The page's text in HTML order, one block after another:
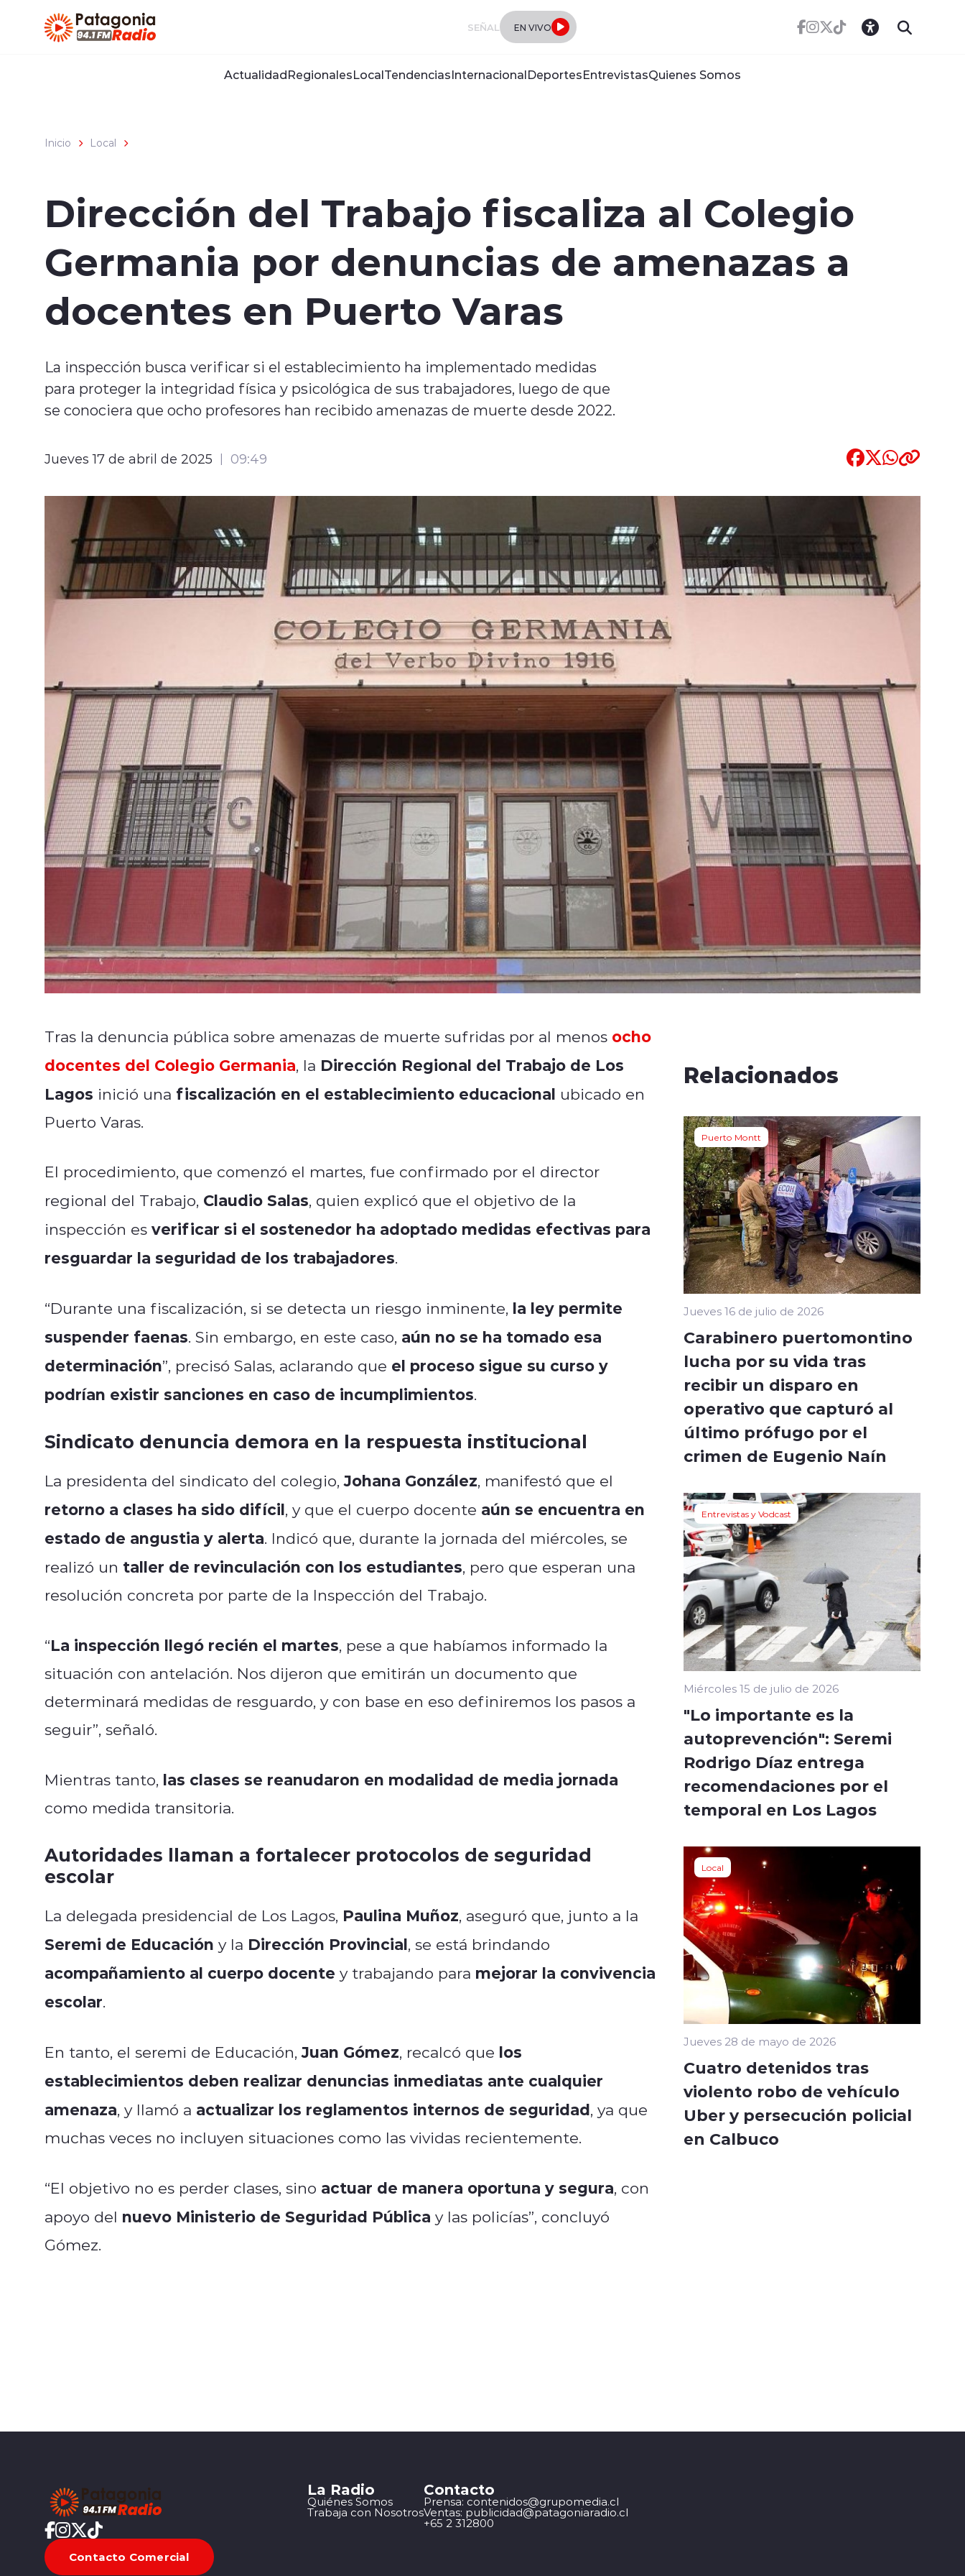
SEÑAL EN VIVO
ActualidadRegionalesLocalTendenciasInternacionalDeportesEntrevistasQuienes Somos
Inicio Local
Dirección del Trabajo fiscaliza al Colegio
Germania por denuncias de amenazas a
docentes en Puerto Varas
La inspección busca verificar si el establecimiento ha implementado medidas
para proteger la integridad física y psicológica de sus trabajadores, luego de que
se conociera que ocho profesores han recibido amenazas de muerte desde 2022.
Jueves 17 de abril de 2025 09:49
Tras la denuncia pública sobre amenazas de muerte sufridas por al menos ocho
docentes del Colegio Germania, la Dirección Regional del Trabajo de Los
Lagos inició una fiscalización en el establecimiento educacional ubicado en
Puerto Varas.
El procedimiento, que comenzó el martes, fue confirmado por el director
regional del Trabajo, Claudio Salas, quien explicó que el objetivo de la
inspección es verificar si el sostenedor ha adoptado medidas efectivas para
resguardar la seguridad de los trabajadores.
“Durante una fiscalización, si se detecta un riesgo inminente, la ley permite
suspender faenas. Sin embargo, en este caso, aún no se ha tomado esa
determinación”, precisó Salas, aclarando que el proceso sigue su curso y
podrían existir sanciones en caso de incumplimientos.
Sindicato denuncia demora en la respuesta institucional
La presidenta del sindicato del colegio,Johana González, manifestó que el
retorno a clases ha sido difícil, y que el cuerpo docente aún se encuentra en
estado de angustia y alerta. Indicó que, durante la jornada del miércoles, se
realizó un taller de revinculación con los estudiantes, pero que esperan una
resolución concreta por parte de la Inspección del Trabajo.
“La inspección llegó recién el martes, pese a que habíamos informado la
situación con antelación. Nos dijeron que emitirán un documento que
determinará medidas de resguardo, y con base en eso definiremos los pasos a
seguir”, señaló.
Mientras tanto, las clases se reanudaron en modalidad de media jornada
como medida transitoria.
Autoridades llaman a fortalecer protocolos de seguridad
escolar
La delegada presidencial de Los Lagos, Paulina Muñoz, aseguró que, junto a la
Seremi de Educación y la Dirección Provincial, se está brindando
acompañamiento al cuerpo docente y trabajando para mejorar la convivencia
escolar.
En tanto, el seremi de Educación,Juan Gómez, recalcó que los
establecimientos deben realizar denuncias inmediatas ante cualquier
amenaza, y llamó a actualizar los reglamentos internos de seguridad, ya que
muchas veces no incluyen situaciones como las vividas recientemente.
“El objetivo no es perder clases, sino actuar de manera oportuna y segura, con
apoyo del nuevo Ministerio de Seguridad Pública y las policías”, concluyó
Gómez.
Relacionados
Puerto Montt
Jueves 16 de julio de 2026
Carabinero puertomontino
lucha por su vida tras
recibir un disparo en
operativo que capturó al
último prófugo por el
crimen de Eugenio Naín
Entrevistas y Vodcast
Miércoles 15 de julio de 2026
"Lo importante es la
autoprevención": Seremi
Rodrigo Díaz entrega
recomendaciones por el
temporal en Los Lagos
Local
Jueves 28 de mayo de 2026
Cuatro detenidos tras
violento robo de vehículo
Uber y persecución policial
en Calbuco
Contacto Comercial
La Radio
Quiénes Somos
Trabaja con Nosotros
Contacto
Prensa: contenidos@grupomedia.cl
Ventas: publicidad@patagoniaradio.cl
+65 2 312800